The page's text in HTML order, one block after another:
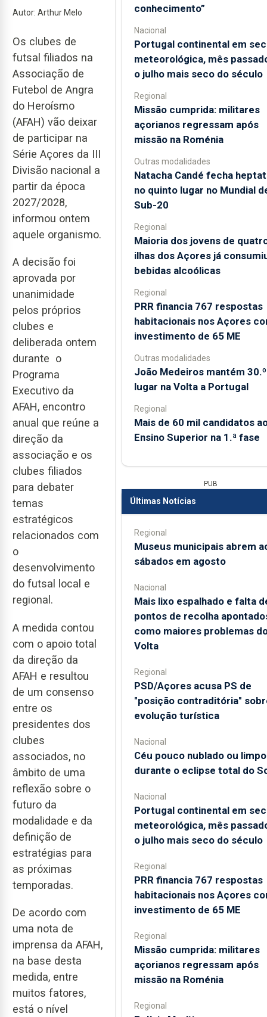
Autor: Arthur Melo
Os clubes de
futsal filiados na
Associação de
Futebol de Angra
do Heroísmo
(AFAH) vão deixar
de participar na
Série Açores da III
Divisão nacional a
partir da época
2027/2028,
informou ontem
aquele organismo.
A decisão foi
aprovada por
unanimidade
pelos próprios
clubes e
deliberada ontem
durante o
Programa
Executivo da
AFAH, encontro
anual que reúne a
direção da
associação e os
clubes filiados
para debater
temas
estratégicos
relacionados com
o
desenvolvimento
do futsal local e
regional.
A medida contou
com o apoio total
da direção da
AFAH e resultou
de um consenso
entre os
presidentes dos
clubes
associados, no
âmbito de uma
reflexão sobre o
futuro da
modalidade e da
definição de
estratégias para
as próximas
temporadas.
De acordo com
uma nota de
imprensa da AFAH,
na base desta
medida, entre
muitos fatores,
está o nível
conhecimento”
Nacional
Portugal continental em
meteorológica, mês
o julho mais seco do século
Regional
Missão cumprida: militares
açorianos regressam após
missão na Roménia
Outras modalidades
Natacha Candé fecha
no quinto lugar no Mundial
Sub-20
Regional
Maioria dos jovens de
ilhas dos Açores já
bebidas alcoólicas
Regional
PRR financia 767 respostas
habitacionais nos Açores
investimento de 65 ME
Outras modalidades
João Medeiros mantém 30.º
lugar na Volta a Portugal
Regional
Mais de 60 mil candidatos
Ensino Superior na 1.ª fase
PUB
Últimas Notícias
Regional
Museus municipais abrem
sábados em agosto
Nacional
Mais lixo espalhado e falta
pontos de recolha
como maiores problemas
Volta
Regional
PSD/Açores acusa PS de
"posição contraditória"
evolução turística
Nacional
Céu pouco nublado ou limpo
durante o eclipse total do
Nacional
Portugal continental em
meteorológica, mês
o julho mais seco do século
Regional
PRR financia 767 respostas
habitacionais nos Açores
investimento de 65 ME
Regional
Missão cumprida: militares
açorianos regressam após
missão na Roménia
Regional